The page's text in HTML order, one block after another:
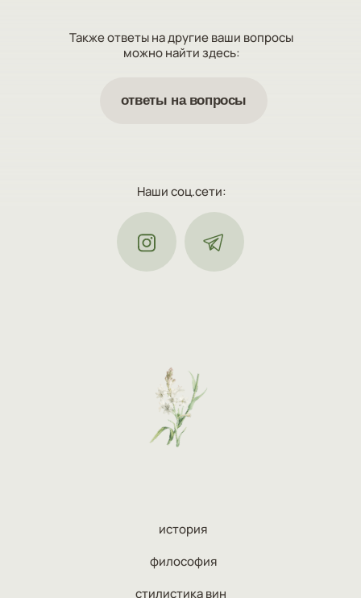
Также ответы на другие ваши вопросы
можно найти здесь:
ответы на вопросы
история
философия
стилистика вин
Наши соц.сети: